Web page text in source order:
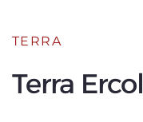
TERRA
Terra